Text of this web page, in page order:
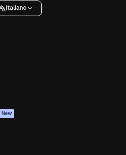
Italiano
New